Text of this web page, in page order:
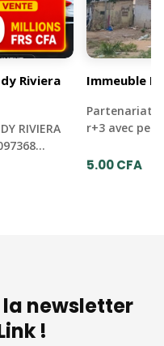
Riviera
RIVIERA
Immeuble
Partenariat
r+3 avec
5.00 CFA
newsletter
!